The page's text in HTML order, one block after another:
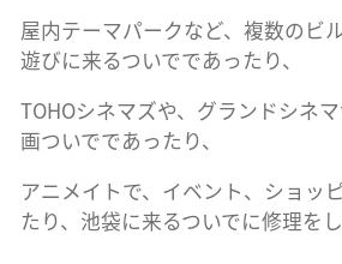
屋内テーマパークなど、複数のビ
遊びに来るついでであったり、
TOHOシネマズや、グランドシネ
画ついでであったり、
アニメイトで、イベント、ショッ
たり、池袋に来るついでに修理を